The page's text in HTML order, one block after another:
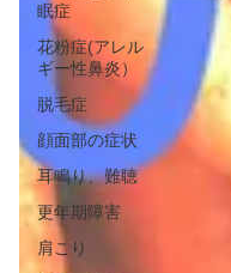
眠症
花粉症(アレル
ギー性鼻炎）
脱毛症
顔面部の症状
耳鳴り、難聴
更年期障害
肩こり